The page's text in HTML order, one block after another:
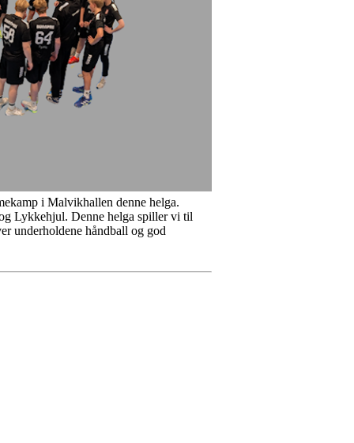
i Malvikhallen denne helga.
Lykkehjul. Denne helga spiller vi til
underholdene håndball og god